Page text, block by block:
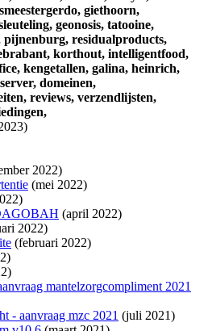
giethoorn,
geonosis, tatooine,
pijnenburg, residualproducts,
korthout, intelligentfood,
kengetallen, galina, heinrich,
domeinen,
reviews, verzendlijsten,
2022)
(mei 2022)
(april 2022)
2022)
(februari 2022)
mantelzorgcompliment 2021
- aanvraag mzc 2021 (juli 2021)